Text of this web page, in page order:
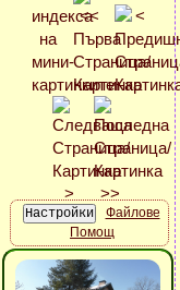
Файлове
Помощ